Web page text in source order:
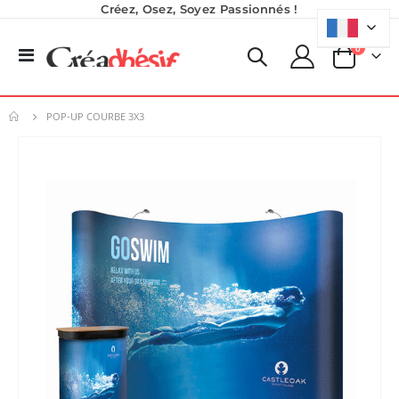
Créez, Osez, Soyez Passionnés !
Basculer
Panier
0produits
POP-UP COURBE 3X3